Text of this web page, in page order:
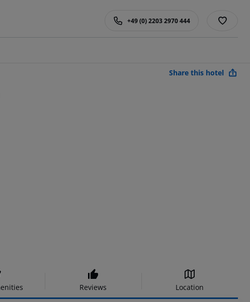
+49 (0) 2203 2970 444
Share this hotel
Reviews Location